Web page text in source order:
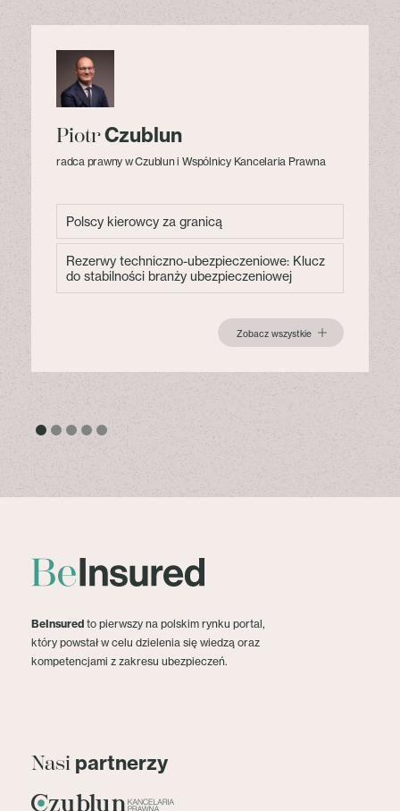
PiotrCzublun
radca prawny w Czublun i Wspólnicy Kancelaria Prawna
Polscy kierowcy za granicą
Rezerwy techniczno-ubezpieczeniowe: Klucz
do stabilności branży ubezpieczeniowej
Zobacz wszystkie
BeInsured to pierwszy na polskim rynku portal,
który powstał w celu dzielenia się wiedzą oraz
kompetencjami z zakresu ubezpieczeń.
Nasi partnerzy